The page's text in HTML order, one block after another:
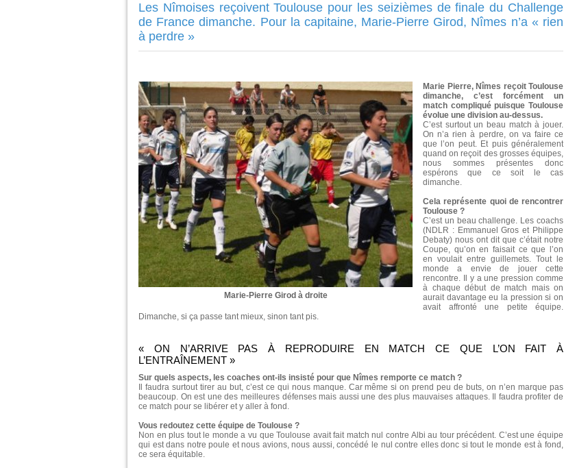
Les Nîmoises reçoivent Toulouse pour les seizièmes de finale du Challenge
de France dimanche. Pour la capitaine, Marie-Pierre Girod, Nîmes n’a « rien
à perdre »
Marie-Pierre Girod à droite
Marie Pierre, Nîmes reçoit Toulouse
dimanche, c’est forcément un
match compliqué puisque Toulouse
évolue une division au-dessus.
C’est surtout un beau match à jouer.
On n’a rien à perdre, on va faire ce
que l’on peut. Et puis généralement
quand on reçoit des grosses équipes,
nous sommes présentes donc
espérons que ce soit le cas
dimanche.
Cela représente quoi de rencontrer
Toulouse ?
C’est un beau challenge. Les coachs
(NDLR : Emmanuel Gros et Philippe
Debaty) nous ont dit que c’était notre
Coupe, qu’on en faisait ce que l’on
en voulait entre guillemets. Tout le
monde a envie de jouer cette
rencontre. Il y a une pression comme
à chaque début de match mais on
aurait davantage eu la pression si on
avait affronté une petite équipe.
Dimanche, si ça passe tant mieux, sinon tant pis.
« ON N’ARRIVE PAS À REPRODUIRE EN MATCH CE QUE L’ON FAIT À
L’ENTRAÎNEMENT »
Sur quels aspects, les coaches ont-ils insisté pour que Nîmes remporte ce match ?
Il faudra surtout tirer au but, c’est ce qui nous manque. Car même si on prend peu de buts, on n’en marque pas
beaucoup. On est une des meilleures défenses mais aussi une des plus mauvaises attaques. Il faudra profiter de
ce match pour se libérer et y aller à fond.
Vous redoutez cette équipe de Toulouse ?
Non en plus tout le monde a vu que Toulouse avait fait match nul contre Albi au tour précédent. C’est une équipe
qui est dans notre poule et nous avions, nous aussi, concédé le nul contre elles donc si tout le monde est à fond,
ce sera équitable.